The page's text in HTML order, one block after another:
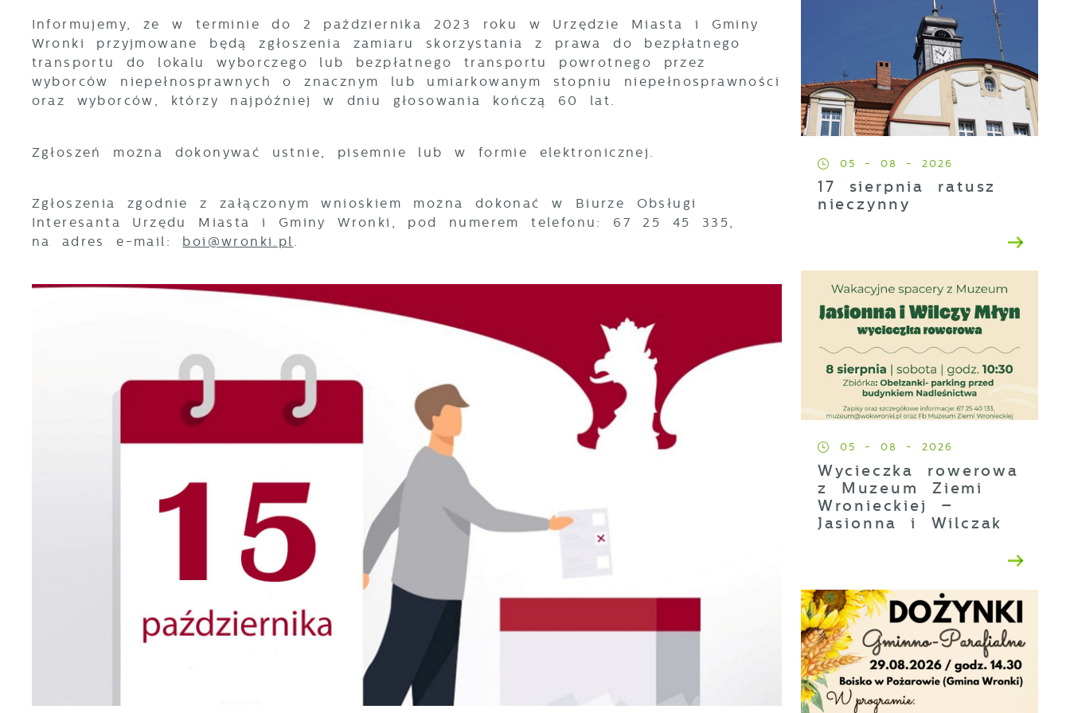
Informujemy, że w terminie do 2 października 2023 roku w Urzędzie Miasta i Gminy
Wronki przyjmowane będą zgłoszenia zamiaru skorzystania z prawa do bezpłatnego
transportu do lokalu wyborczego lub bezpłatnego transportu powrotnego przez
wyborców niepełnosprawnych o znacznym lub umiarkowanym stopniu niepełnosprawności
oraz wyborców, którzy najpóźniej w dniu głosowania kończą 60 lat.
Zgłoszeń można dokonywać ustnie, pisemnie lub w formie elektronicznej.
Zgłoszenia zgodnie z załączonym wnioskiem można dokonać w Biurze Obsługi
Interesanta Urzędu Miasta i Gminy Wronki, pod numerem telefonu: 67 25 45 335,
na adres e-mail: boi@wronki.pl .
05 - 08 - 2026
17 sierpnia ratusz
nieczynny
05 - 08 - 2026
Wycieczka rowerowa
z Muzeum Ziemi
Wronieckiej –
Jasionna i Wilczak
Ustawienia
Szanujemy Twoją prywatność. Możesz zmienić ustawienia
cookies lub zaakceptować je wszystkie. W dowolnym
momencie możesz dokonać zmiany swoich ustawień.
Niezbędne
Niezbędne pliki cookies służą do prawidłowego